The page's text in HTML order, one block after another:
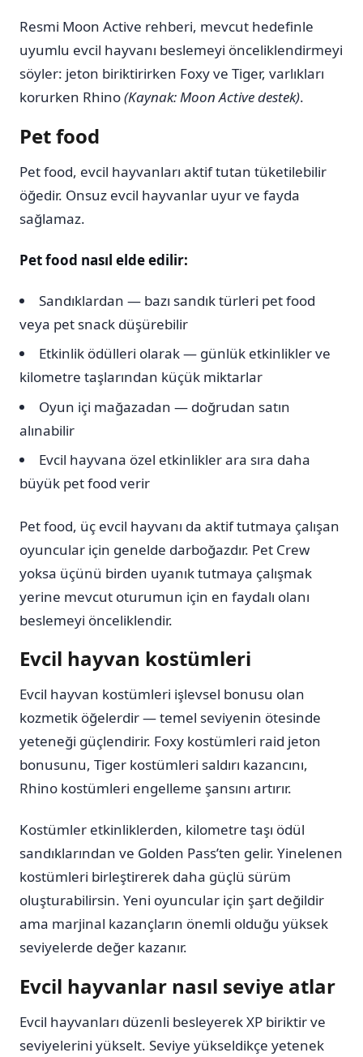
Resmi Moon Active rehberi, mevcut hedefinle
uyumlu evcil hayvanı beslemeyi önceliklendirmeyi
söyler: jeton biriktirirken Foxy ve Tiger, varlıkları
korurken Rhino(Kaynak: Moon Active destek).
Pet food
Pet food, evcil hayvanları aktif tutan tüketilebilir
öğedir. Onsuz evcil hayvanlar uyur ve fayda
sağlamaz.
Pet food nasıl elde edilir:
Sandıklardan — bazı sandık türleri pet food
veya pet snack düşürebilir
Etkinlik ödülleri olarak — günlük etkinlikler ve
kilometre taşlarından küçük miktarlar
Oyun içi mağazadan — doğrudan satın
alınabilir
Evcil hayvana özel etkinlikler ara sıra daha
büyük pet food verir
Pet food, üç evcil hayvanı da aktif tutmaya çalışan
oyuncular için genelde darboğazdır. Pet Crew
yoksa üçünü birden uyanık tutmaya çalışmak
yerine mevcut oturumun için en faydalı olanı
beslemeyi önceliklendir.
Evcil hayvan kostümleri
Evcil hayvan kostümleri işlevsel bonusu olan
kozmetik öğelerdir — temel seviyenin ötesinde
yeteneği güçlendirir. Foxy kostümleri raid jeton
bonusunu, Tiger kostümleri saldırı kazancını,
Rhino kostümleri engelleme şansını artırır.
Kostümler etkinliklerden, kilometre taşı ödül
sandıklarından ve Golden Pass’ten gelir. Yinelenen
kostümleri birleştirerek daha güçlü sürüm
oluşturabilirsin. Yeni oyuncular için şart değildir
ama marjinal kazançların önemli olduğu yüksek
seviyelerde değer kazanır.
Evcil hayvanlar nasıl seviye atlar
Evcil hayvanları düzenli besleyerek XP biriktir ve
seviyelerini yükselt. Seviye yükseldikçe yetenek